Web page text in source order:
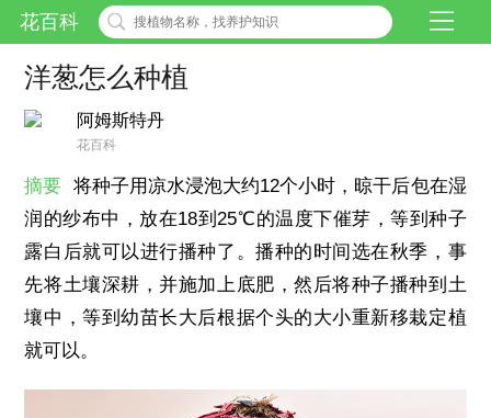
花百科
洋葱怎么种植
阿姆斯特丹
花百科
摘要 将种子用凉水浸泡大约12个小时，晾干后包在湿
润的纱布中，放在18到25℃的温度下催芽，等到种子
露白后就可以进行播种了。播种的时间选在秋季，事
先将土壤深耕，并施加上底肥，然后将种子播种到土
壤中，等到幼苗长大后根据个头的大小重新移栽定植
就可以。